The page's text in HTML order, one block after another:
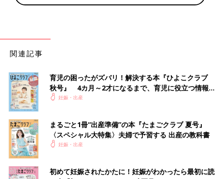
関連記事
育児の困ったがズバリ！解決する本『ひよこクラブ
秋号』 4カ月～2才になるまで、育児に役立つ情報が
いっぱい！
妊娠・出産
まるごと1冊“出産準備”の本『たまごクラブ 夏号』
〈スペシャル大特集〉夫婦で予習する 出産の教科書
妊娠・出産
初めて妊娠されたかたに！妊娠がわかったら最初に読